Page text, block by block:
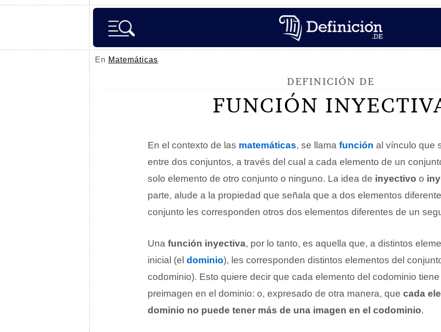
En Matemáticas
DEFINICIÓN DE
FUNCIÓN
En el contexto de las matemáticas, se llama función al vínculo que
entre dos conjuntos, a través del cual a cada elemento de un
solo elemento de otro conjunto o ninguno. La idea de inyectivo o
parte, alude a la propiedad que señala que a dos elementos
conjunto les corresponden otros dos elementos diferentes de un
Una función inyectiva, por lo tanto, es aquella que, a distintos
inicial (el dominio), les corresponden distintos elementos del
codominio). Esto quiere decir que cada elemento del codominio
preimagen en el dominio: o, expresado de otra manera, que cada
dominio no puede tener más de una imagen en el codominio.